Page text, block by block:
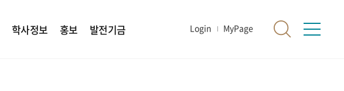
학사정보 홍보 발전기금 Login MyPage